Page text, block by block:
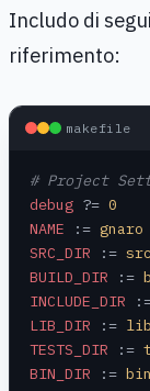
Includo di
riferimento:
makefile
# Project
debug ?= 0
NAME := gnaro
SRC_DIR := src
BUILD_DIR :=
INCLUDE_DIR
LIB_DIR := lib
TESTS_DIR :=
BIN_DIR := bin